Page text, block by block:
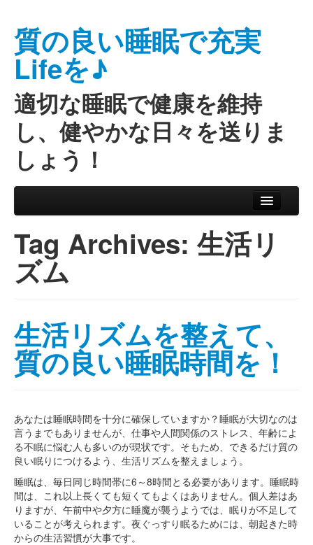
質の良い睡眠で充実
Lifeを♪
適切な睡眠で健康を維持
し、健やかな日々を送りま
しょう！
Main menu
Tag Archives:生活リ
ズム
生活リズムを整えて、
質の良い睡眠時間を！
あなたは睡眠時間を十分に確保していますか？睡眠が大切なのは
言うまでもありませんが、仕事や人間関係のストレス、年齢によ
る不眠に悩む人も多いのが現状です。そもため、できるだけ質の
良い眠りにつけるよう、生活リズムを整えましょう。
睡眠は、毎日同じ時間帯に6～8時間とる必要があります。睡眠時
間は、これ以上長くても短くてもよくはありません。個人差はあ
りますが、午前中や夕方に睡魔が襲うようでは、眠りが不足して
いることが考えられます。夜ぐっすり眠るためには、朝起きた時
からの生活習慣が大事です。